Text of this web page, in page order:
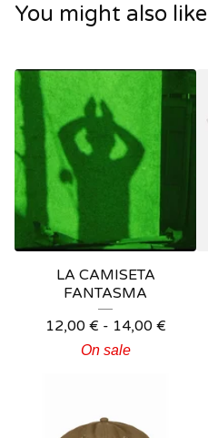
You might also like
LA CAMISETA
FANTASMA
12,00 € - 14,00 €
On sale